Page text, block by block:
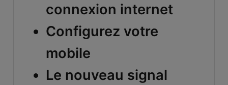
connexion internet
Configurez votre
mobile
Le nouveau signal